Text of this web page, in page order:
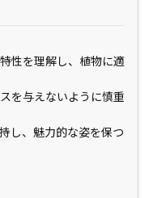
性を理解し、植物に適
を与えないように慎重
し、魅力的な姿を保つ